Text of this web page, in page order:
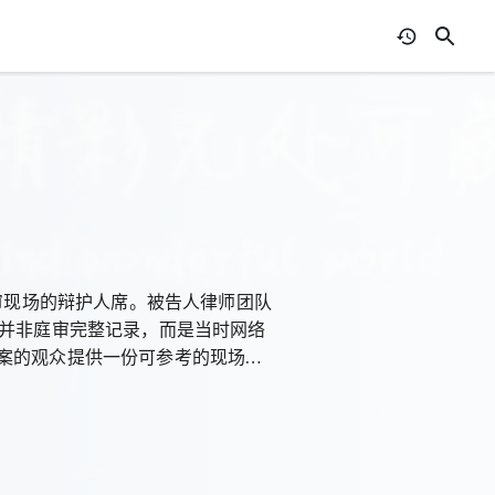
场的辩护人席。被告人律师团队
非庭审完整记录，而是当时网络
的观众提供一份可参考的现场资